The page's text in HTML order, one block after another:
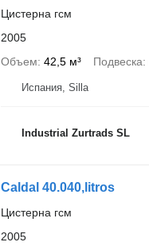
Цистерна гсм
2005
Объем 42,5 м³ Подвеска
Испания, Silla
Industrial Zurtrads SL
Caldal 40.040,litros
Цистерна гсм
2005